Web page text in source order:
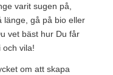
varit sugen på,
länge, gå på bio eller
vet bäst hur Du får
och vila!
om att skapa